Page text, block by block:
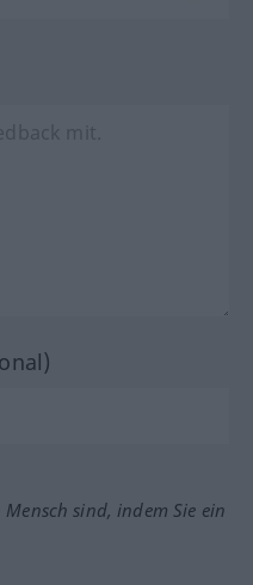
sind, indem Sie ein